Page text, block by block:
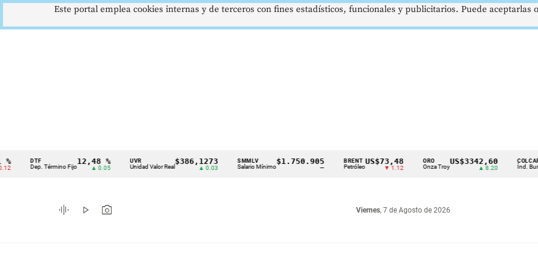
Cintillo
indicadores
económicos
Dep. Término Fijo
12,48 %
▲ 0.05 Unidad Valor Real
$386,1273
▲ 0.03
SMMLV
Salario Mínimo
$1.750.905 BRENT
Petróleo
US$73,48
▼ 1.12 Onza Troy
US$3342,60
▲ 8.20
COLCAP
Índ. Bursátil
graphic_eq play_arrow photo_camera Viernes, 7 de Agosto de 2026
Este portal emplea cookies internas y de terceros con fines estadísticos, funcionales y publicitarios. Puede aceptarlas